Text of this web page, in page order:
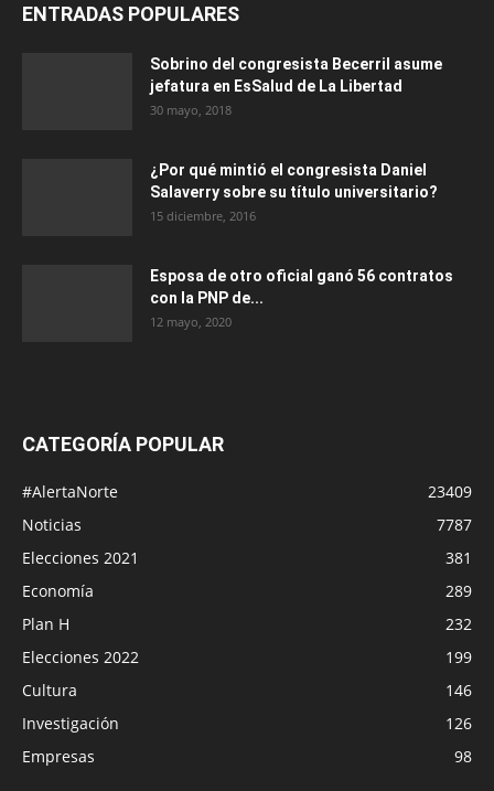
ENTRADAS POPULARES
Sobrino del congresista Becerril asume
jefatura en EsSalud de La Libertad
30 mayo, 2018
¿Por qué mintió el congresista Daniel
Salaverry sobre su título universitario?
15 diciembre, 2016
Esposa de otro oficial ganó 56 contratos
con la PNP de...
12 mayo, 2020
CATEGORÍA POPULAR
#AlertaNorte
23409
Noticias
7787
Elecciones 2021
381
Economía
289
Plan H
232
Elecciones 2022
199
Cultura
146
Investigación
126
Empresas
98